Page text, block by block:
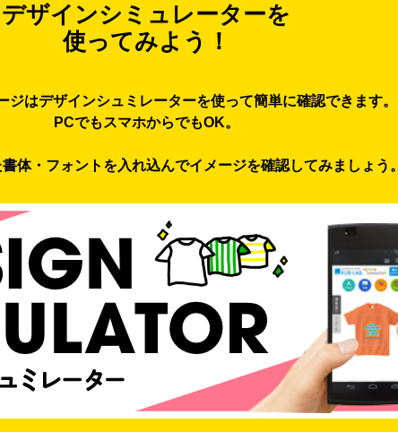
デザインシミュレーターを
使ってみよう！
ジはデザインシュミレーターを使って簡単に確認できます。
PCでもスマホからでもOK。
体・フォントを入れ込んでイメージを確認してみましょう。